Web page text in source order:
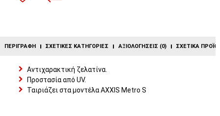
ΠΕΡΙΓΡΑΦΉ ΣΧΕΤΙΚΈΣ ΚΑΤΗΓΟΡΊΕΣ ΑΞΙΟΛΟΓΉΣΕΙΣ (0) ΣΧΕΤΙΚΆ
Αντιχαρακτική ζελατίνα.
Προστασία από UV.
Ταιριάζει στα μοντέλα AXXIS Metro S